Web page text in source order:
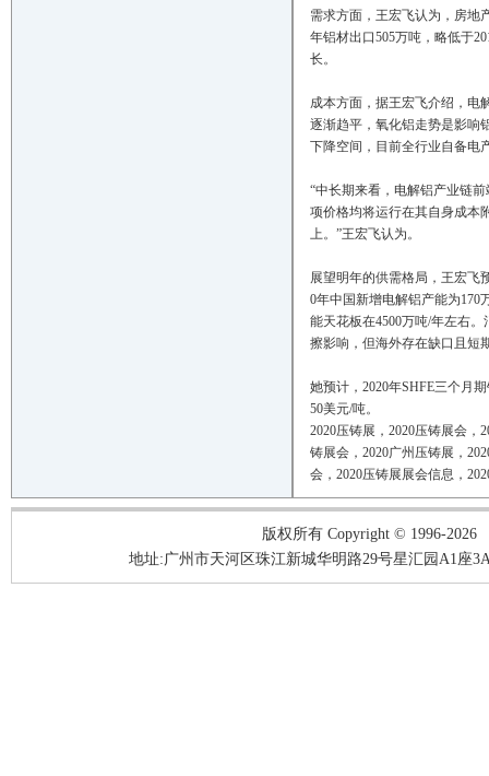
需求方面，王宏飞认为，房地
年铝材出口505万吨，略低于
长。
成本方面，据王宏飞介绍，电
逐渐趋平，氧化铝走势是影响
下降空间，目前全行业自备电
“中长期来看，电解铝产业链
项价格均将运行在其自身成本
上。”王宏飞认为。
展望明年的供需格局，王宏飞
0年中国新增电解铝产能为170
能天花板在4500万吨/年左右
擦影响，但海外存在缺口且短
她预计，2020年SHFE三个月
50美元/吨。
2020压铸展， 2020压铸展会，
铸展会， 2020广州 压铸展，
会， 2020压铸展展会信息 ，
版权所有 Copyright © 1996-2026
地址:广州市天河区珠江新城华明路29号星汇园A1座